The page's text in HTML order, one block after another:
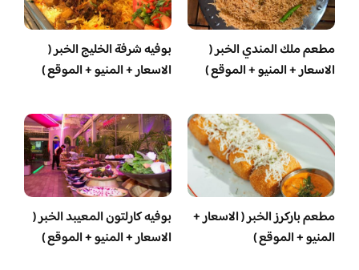
مطعم ملك المندي الخبر (
الاسعار + المنيو + الموقع )
بوفيه شرفة الخليج الخبر (
الاسعار + المنيو + الموقع )
مطعم باركرز الخبر ( الاسعار +
المنيو + الموقع )
بوفيه كارلتون المعيبد الخبر (
الاسعار + المنيو + الموقع )